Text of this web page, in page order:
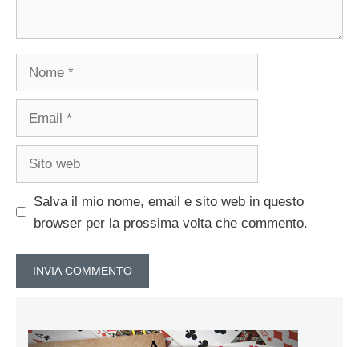
Salva il mio nome, email e sito web in questo
browser per la prossima volta che commento.